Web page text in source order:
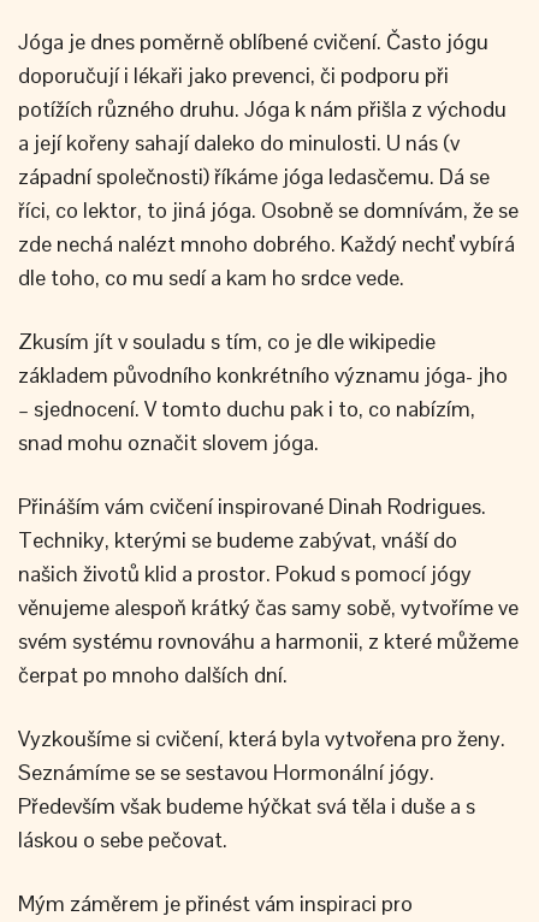
Jóga je dnes poměrně oblíbené cvičení. Často jógu
doporučují i lékaři jako prevenci, či podporu při
potížích různého druhu. Jóga k nám přišla z východu
a její kořeny sahají daleko do minulosti. U nás (v
západní společnosti) říkáme jóga ledasčemu. Dá se
říci, co lektor, to jiná jóga. Osobně se domnívám, že se
zde nechá nalézt mnoho dobrého. Každý nechť vybírá
dle toho, co mu sedí a kam ho srdce vede.
Zkusím jít v souladu s tím, co je dle wikipedie
základem původního konkrétního významu jóga- jho
– sjednocení. V tomto duchu pak i to, co nabízím,
snad mohu označit slovem jóga.
Přináším vám cvičení inspirované Dinah Rodrigues.
Techniky, kterými se budeme zabývat, vnáší do
našich životů klid a prostor. Pokud s pomocí jógy
věnujeme alespoň krátký čas samy sobě, vytvoříme ve
svém systému rovnováhu a harmonii, z které můžeme
čerpat po mnoho dalších dní.
Vyzkoušíme si cvičení, která byla vytvořena pro ženy.
Seznámíme se se sestavou Hormonální jógy.
Především však budeme hýčkat svá těla i duše a s
láskou o sebe pečovat.
Mým záměrem je přinést vám inspiraci pro